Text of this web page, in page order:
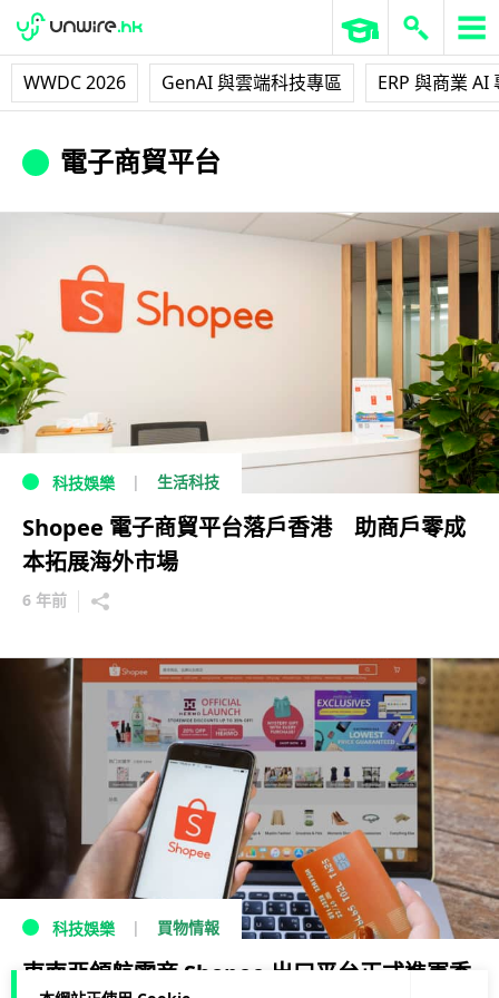
WWDC 2026 GenAI 與雲端科技專區 ERP 與商業 AI
電子商貿平台
科技娛樂 生活科技
Shopee 電子商貿平台落戶香港 助商戶零成
本拓展海外市場
6 年前
科技娛樂 買物情報
東南亞領航電商 Shopee 出口平台正式進軍香